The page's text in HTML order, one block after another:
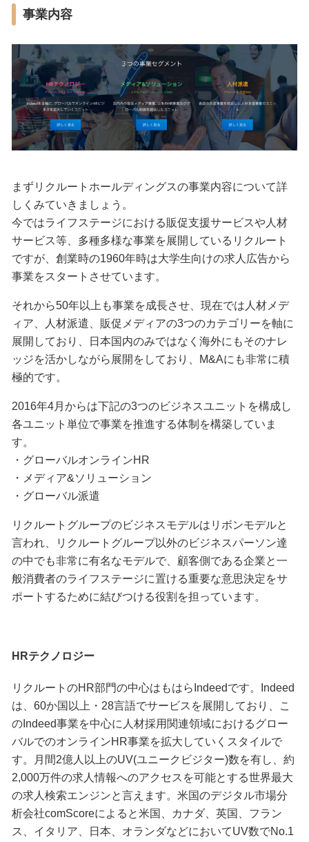
事業内容
まずリクルートホールディングスの事業内容について詳
しくみていきましょう。
今ではライフステージにおける販促支援サービスや人材
サービス等、多種多様な事業を展開しているリクルート
ですが、創業時の1960年時は大学生向けの求人広告から
事業をスタートさせています。
それから50年以上も事業を成長させ、現在では人材メデ
ィア、人材派遣、販促メディアの3つのカテゴリーを軸に
展開しており、日本国内のみではなく海外にもそのナレ
ッジを活かしながら展開をしており、M&Aにも非常に積
極的です。
2016年4月からは下記の3つのビジネスユニットを構成し
各ユニット単位で事業を推進する体制を構築していま
す。
・グローバルオンラインHR
・メディア&ソリューション
・グローバル派遣
リクルートグループのビジネスモデルはリボンモデルと
言われ、リクルートグループ以外のビジネスパーソン達
の中でも非常に有名なモデルで、顧客側である企業と一
般消費者のライフステージに置ける重要な意思決定をサ
ポートするために結びつける役割を担っています。
HRテクノロジー
リクルートのHR部門の中心はもはらIndeedです。Indeed
は、60か国以上・28言語でサービスを展開しており、こ
のIndeed事業を中心に人材採用関連領域におけるグロー
バルでのオンラインHR事業を拡大していくスタイルで
す。月間2億人以上のUV(ユニークビジター)数を有し、約
2,000万件の求人情報へのアクセスを可能とする世界最大
の求人検索エンジンと言えます。米国のデジタル市場分
析会社comScoreによると米国、カナダ、英国、フラン
ス、イタリア、日本、オランダなどにおいてUV数でNo.1